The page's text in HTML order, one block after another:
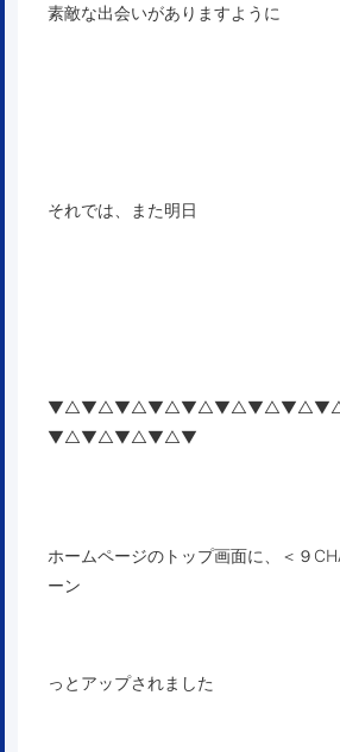
素敵な出会いがありますように
それでは、また明日
▼△▼△▼△▼△▼
ホームページの トップ画面に、＜９
ーン
っとアップされました